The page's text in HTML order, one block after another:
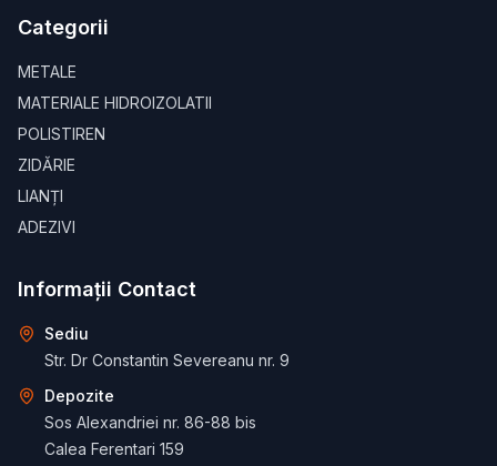
Categorii
METALE
MATERIALE HIDROIZOLATII
POLISTIREN
ZIDĂRIE
LIANȚI
ADEZIVI
Informații Contact
Sediu
Str. Dr Constantin Severeanu nr. 9
Depozite
Sos Alexandriei nr. 86-88 bis
Calea Ferentari 159